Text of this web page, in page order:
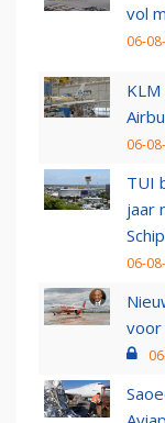
vol
06-
06-
TUI
jaar
06-
voor